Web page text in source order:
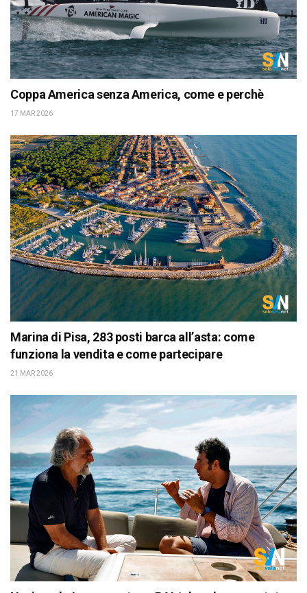
Coppa America senza America, come e perchè
17 MAR 2026
Marina di Pisa, 283 posti barca all’asta: come
funziona la vendita e come partecipare
21 MAR 2026